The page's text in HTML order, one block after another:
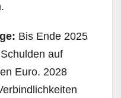
Bis Ende 2025
auf
Euro. 2028